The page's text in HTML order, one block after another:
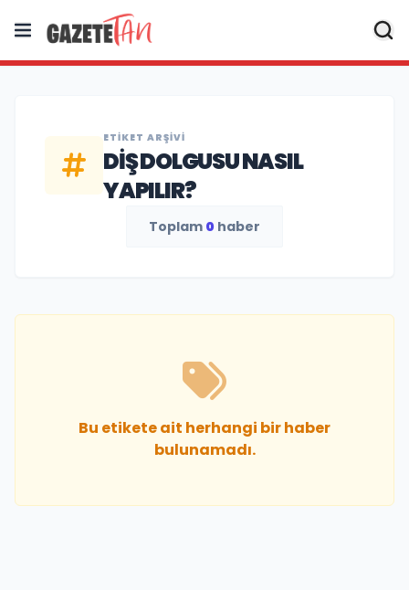
ETIKET ARŞIVI
DIŞ DOLGUSU NASIL
YAPILIR?
Toplam 0 haber
Bu etikete ait herhangi bir haber
bulunamadı.